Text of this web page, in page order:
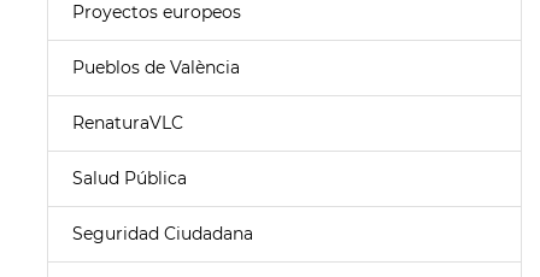
Proyectos europeos
Pueblos de València
RenaturaVLC
Salud Pública
Seguridad Ciudadana